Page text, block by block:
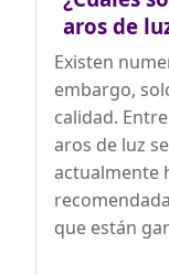
aros de
Existen
embargo,
calidad.
aros de luz
actualmente
que están